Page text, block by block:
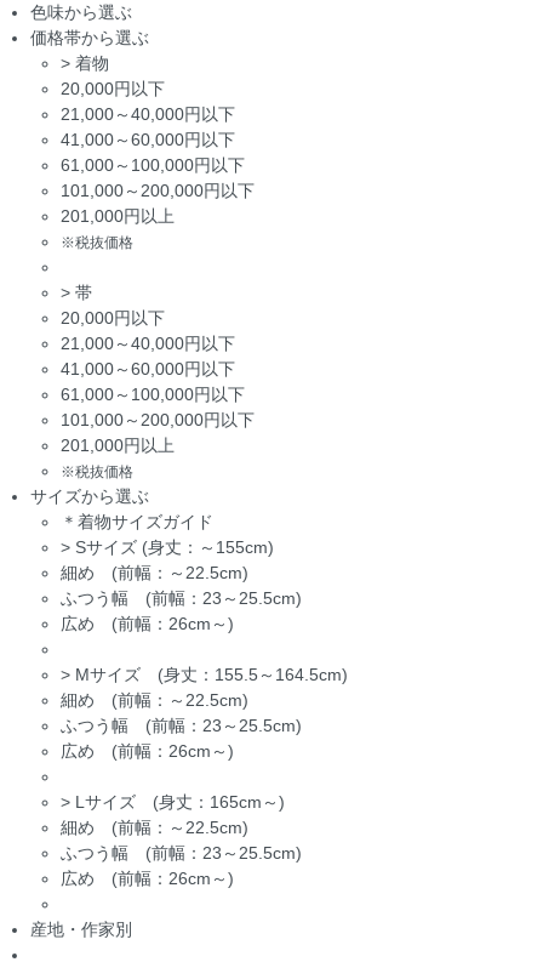
色味から選ぶ
価格帯から選ぶ
> 着物
20,000円以下
21,000～40,000円以下
41,000～60,000円以下
61,000～100,000円以下
101,000～200,000円以下
201,000円以上
※税抜価格
> 帯
20,000円以下
21,000～40,000円以下
41,000～60,000円以下
61,000～100,000円以下
101,000～200,000円以下
201,000円以上
※税抜価格
サイズから選ぶ
＊着物サイズガイド
> Sサイズ (身丈：～155cm)
細め (前幅：～22.5cm)
ふつう幅 (前幅：23～25.5cm)
広め (前幅：26cm～)
> Mサイズ (身丈：155.5～164.5cm)
細め (前幅：～22.5cm)
ふつう幅 (前幅：23～25.5cm)
広め (前幅：26cm～)
> Lサイズ (身丈：165cm～)
細め (前幅：～22.5cm)
ふつう幅 (前幅：23～25.5cm)
広め (前幅：26cm～)
産地・作家別